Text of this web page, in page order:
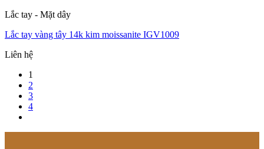
Lắc tay - Mặt dây
Lắc tay vàng tây 14k kim moissanite IGV1009
Liên hệ
1
2
3
4